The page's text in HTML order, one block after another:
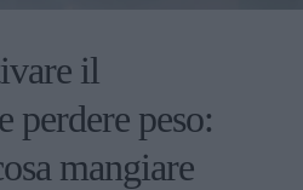
il
perdere peso:
mangiare